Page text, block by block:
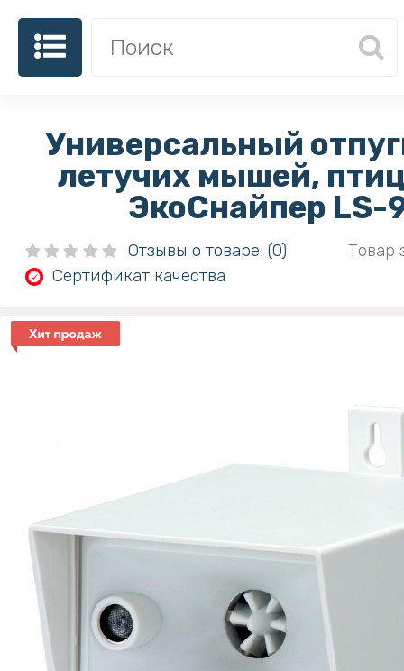
Универсальный
летучих мышей,
ЭкоСнайпер LS-
Отзывы о товаре: (0)
Товар
Сертификат качества